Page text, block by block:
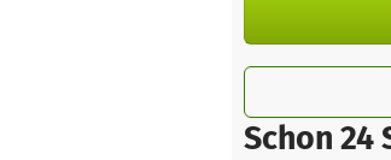
Schon 24